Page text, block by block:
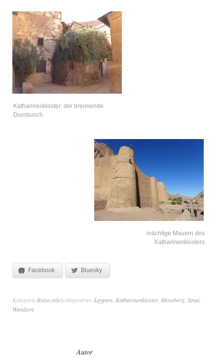
Katharinenkloster: der brennende
Dornbusch
mächtige Mauern des
Katharinenklosters
Facebook Bluesky
Kategorie ReisezieleSchlagwörterÄgypten Katharinenkloster Moseberg Sinai,
Wandern
Autor